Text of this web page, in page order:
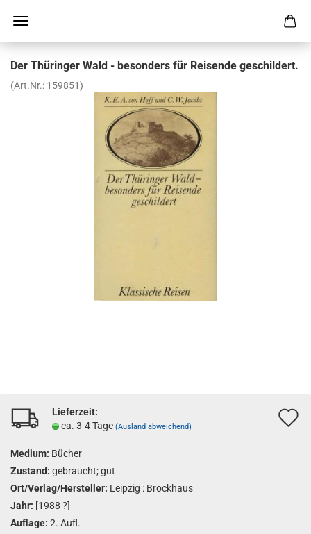
Der Thü­rin­ger Wald - be­son­ders für Rei­sen­de ge­schil­dert.
(Art.Nr.: 159851)
Lieferzeit:
ca. 3-4 Tage (Ausland abweichend)
Medium: Bücher
Zustand: gebraucht; gut
Ort/Verlag/Hersteller: Leipzig : Brockhaus
Jahr: [1988 ?]
Auflage: 2. Aufl.